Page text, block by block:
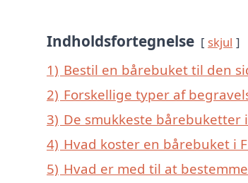
Indholdsfortegnelse skjul
1) Bestil en bårebuket til den
2) Forskellige typer af
3) De smukkeste bårebuketter
4) Hvad koster en bårebuket i
5) Hvad er med til at